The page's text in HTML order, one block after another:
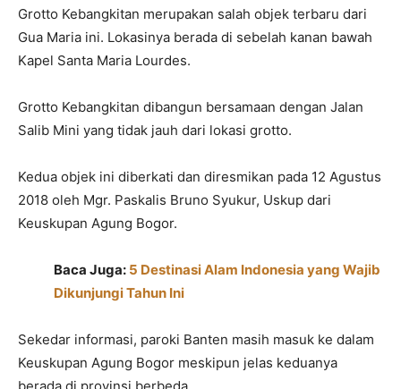
Grotto Kebangkitan merupakan salah objek terbaru dari
Gua Maria ini. Lokasinya berada di sebelah kanan bawah
Kapel Santa Maria Lourdes.
Grotto Kebangkitan dibangun bersamaan dengan Jalan
Salib Mini yang tidak jauh dari lokasi grotto.
Kedua objek ini diberkati dan diresmikan pada 12 Agustus
2018 oleh Mgr. Paskalis Bruno Syukur, Uskup dari
Keuskupan Agung Bogor.
Baca Juga: 5 Destinasi Alam Indonesia yang Wajib
Dikunjungi Tahun Ini
Sekedar informasi, paroki Banten masih masuk ke dalam
Keuskupan Agung Bogor meskipun jelas keduanya
berada di provinsi berbeda.